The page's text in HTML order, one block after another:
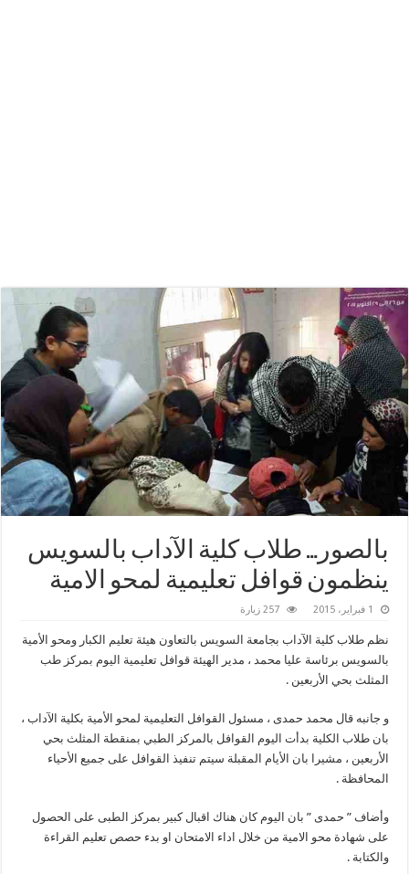
بالصور… طلاب كلية الآداب بالسويس
ينظمون قوافل تعليمية لمحو الامية
1 فبراير، 2015 257 زيارة
نظم طلاب كلية الآداب بجامعة السويس بالتعاون هيئة تعليم الكبار ومحو الأمية
بالسويس برئاسة عليا محمد ، مدير الهيئة قوافل تعليمية اليوم بمركز طب
المثلث بحي الأربعين .
و جانبه قال محمد حمدى ، مسئول القوافل التعليمية لمحو الأمية بكلية الآداب ،
بان طلاب الكلية بدأت اليوم القوافل بالمركز الطبي بمنقطة المثلث بحي
الأربعين ، مشيرا بان الأيام المقبلة سيتم تنفيذ القوافل على جميع الأحياء
المحافظة .
وأضاف ” حمدى ” بان اليوم كان هناك اقبال كبير بمركز الطبى على الحصول
على شهادة محو الامية من خلال اداء الامتحان او بدء حصص تعليم القراءة
والكتابة .